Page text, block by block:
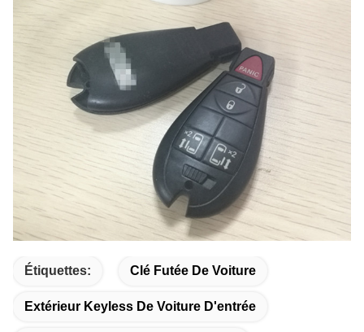
Étiquettes: Clé Futée De Voiture
Extérieur Keyless De Voiture D'entrée